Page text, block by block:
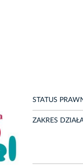
STATUS
ZAKRES